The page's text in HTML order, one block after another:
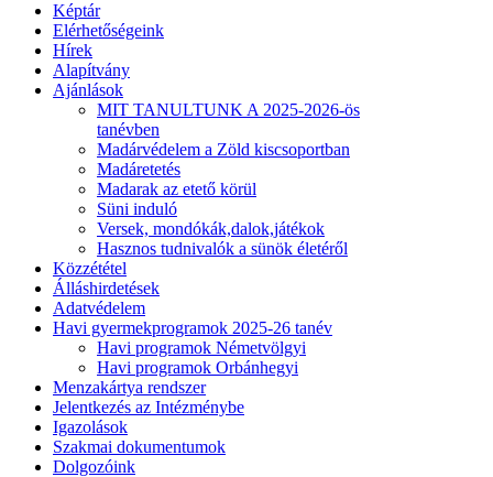
Képtár
Elérhetőségeink
Hírek
Alapítvány
Ajánlások
MIT TANULTUNK A 2025-2026-ös
tanévben
Madárvédelem a Zöld kiscsoportban
Madáretetés
Madarak az etető körül
Süni induló
Versek, mondókák,dalok,játékok
Hasznos tudnivalók a sünök életéről
Közzététel
Álláshirdetések
Adatvédelem
Havi gyermekprogramok 2025-26 tanév
Havi programok Németvölgyi
Havi programok Orbánhegyi
Menzakártya rendszer
Jelentkezés az Intézménybe
Igazolások
Szakmai dokumentumok
Dolgozóink